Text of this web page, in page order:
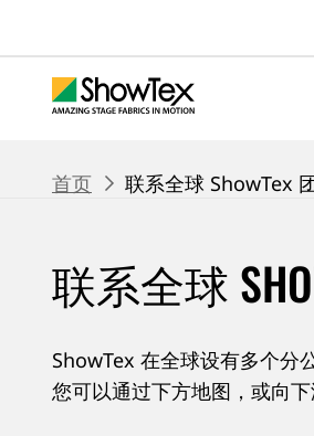
面
屑
导
航
首页 联系全球 ShowTex
联系全球
ShowTex 在全球设有多个分
您可以通过下方地图，或向